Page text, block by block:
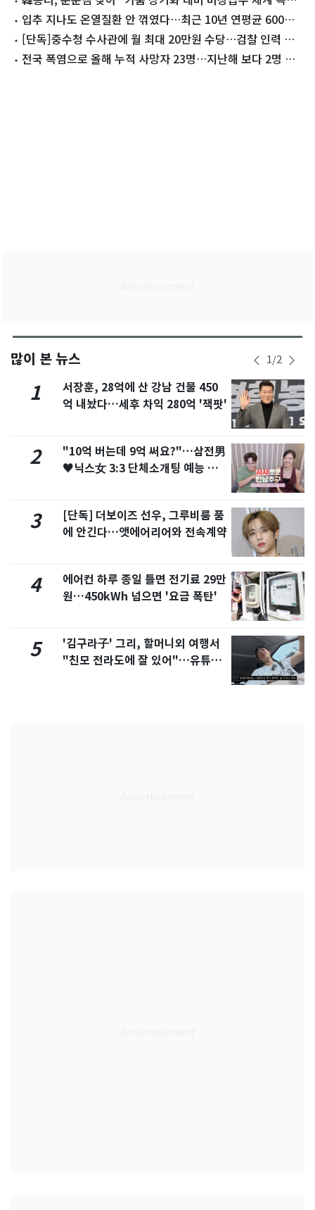
가동 준비"
입추 지나도 온열질환 안 꺾였다…최근 10년 연평균 600명
넘어[단독]중수청 수사관에 월 최대 20만원 수당…검찰 인력 유
인책 될까
전국 폭염으로 올해 누적 사망자 23명…지난해 보다 2명 늘
많이 본 뉴스 1/2
1
서장훈, 28억에 산 강남 건물 450
억 내놨다…세후 차익 280억 '잭팟'
2
"10억 버는데 9억 써요?"…삼전男
♥닉스女 3:3 단체소개팅 예능 화
3
[단독] 더보이즈 선우, 그루비룸 품
에 안긴다…앳에어리어와 전속계약
4
에어컨 하루 종일 틀면 전기료 29만
원…450kWh 넘으면 '요금 폭탄'
5
'김구라子' 그리, 할머니외 여행서
"친모 전라도에 잘 있어"…유튜브